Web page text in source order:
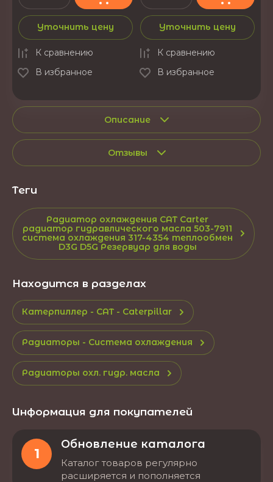
Уточнить цену
К сравнению
В избранное
Уточнить цену
К сравнению
В избранное
Описание
Отзывы
теги
Радиатор охлаждения CAT Carter
радиатор гидравлического масла 503-7911
система охлаждения 317-4354 теплообмен
D3G D5G Резервуар для воды
Находится в разделах
Катерпиллер - CAT - Caterpillar
Радиаторы - Система охлаждения
Радиаторы охл. гидр. масла
Информация для покупателей
1
Обновление каталога
Каталог товаров регулярно
расширяется и пополняется